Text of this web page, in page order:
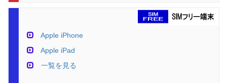
Apple iPhone
Apple iPad
一覧を見る